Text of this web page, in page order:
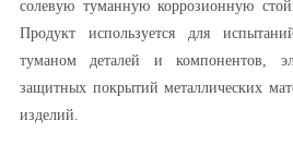
солевую туманную коррозионную
Продукт используется для
туманом деталей и компонентов,
защитных покрытий металлических
изделий.